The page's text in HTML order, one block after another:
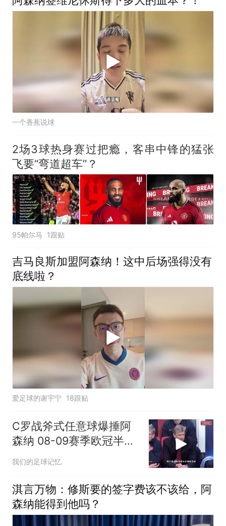
一个香蕉说球
2场3球热身赛过把瘾，客串中锋的猛张
飞要“弯道超车”？
95帕尔马 1跟贴
吉马良斯加盟阿森纳！这中后场强得没有
底线啦？
爱足球的谢宇宁 18跟贴
C罗战斧式任意球爆捶阿
森纳 08-09赛季欧冠半决
赛次回合
我们的足球记忆
淇言万物：修斯要的签字费该不该给，阿
森纳能得到他吗？